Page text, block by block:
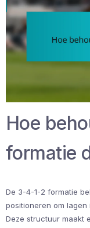
Hoe
formatie
De 3-4-1-2 formatie
positioneren om
Deze structuur maakt